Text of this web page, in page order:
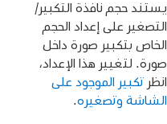
يستند حجم نافذة التكبير/
التصغير على إعداد الحجم
الخاص بتكبير صورة داخل
صورة. لتغيير هذا الإعداد،
انظر تكبير الموجود على
الشاشة وتصغيره.